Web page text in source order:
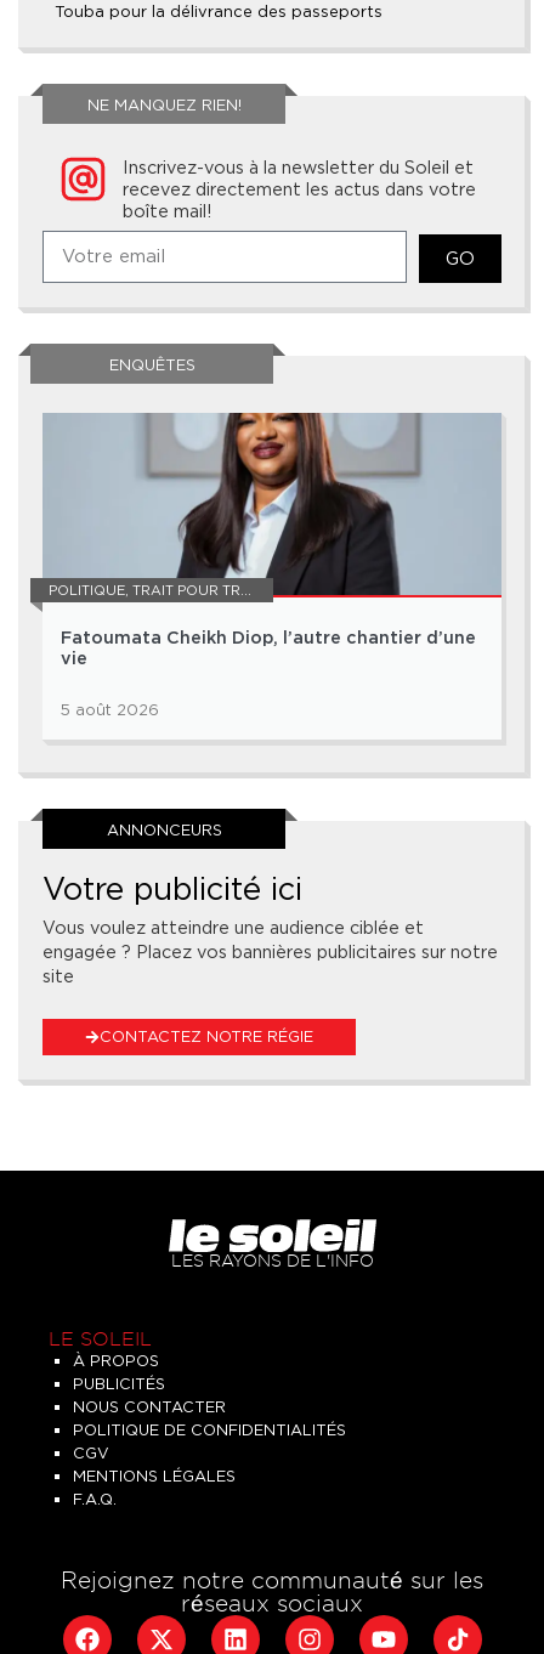
Touba pour la délivrance des passeports
NE MANQUEZ RIEN!
Inscrivez-vous à la newsletter du Soleil et
recevez directement les actus dans votre
boîte mail!
GO
ENQUÊTES
POLITIQUE, TRAIT POUR TRAIT
Fatoumata Cheikh Diop, l’autre chantier d’une
vie
5 août 2026
ANNONCEURS
Votre publicité ici
Vous voulez atteindre une audience ciblée et
engagée ? Placez vos bannières publicitaires sur notre
site
CONTACTEZ NOTRE RÉGIE
LES RAYONS DE L'INFO
LE SOLEIL
À PROPOS
PUBLICITÉS
NOUS CONTACTER
POLITIQUE DE CONFIDENTIALITÉS
CGV
MENTIONS LÉGALES
F.A.Q.
Rejoignez notre communauté sur les
réseaux sociaux